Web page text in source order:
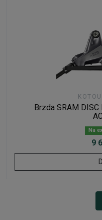
Brzda SRAM DISC
Na
9